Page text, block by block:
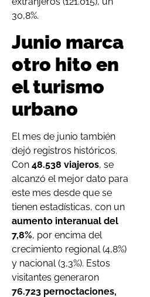
30,8%.
Junio marca
otro hito en
el turismo
urbano
El mes de junio también
dejó registros históricos.
Con 48.538 viajeros, se
alcanzó el mejor dato para
este mes desde que se
tienen estadísticas, con un
aumento interanual del
7,8%, por encima del
crecimiento regional (4,8%)
y nacional (3,3%). Estos
visitantes generaron
76.723 pernoctaciones,